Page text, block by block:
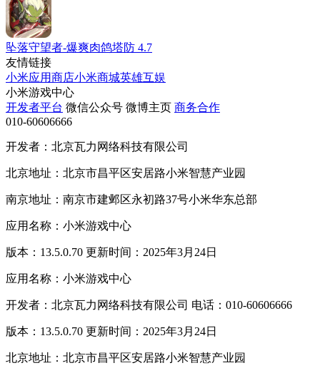
坠落守望者-爆爽肉鸽塔防 4.7
友情链接
小米应用商店小米商城英雄互娱
小米游戏中心
开发者平台 微信公众号 微博主页 商务合作
010-60606666
开发者：北京瓦力网络科技有限公司
北京地址：北京市昌平区安居路小米智慧产业园
南京地址：南京市建邺区永初路37号小米华东总部
应用名称：小米游戏中心
版本：13.5.0.70 更新时间：2025年3月24日
应用名称：小米游戏中心
开发者：北京瓦力网络科技有限公司 电话：010-60606666
版本：13.5.0.70 更新时间：2025年3月24日
北京地址：北京市昌平区安居路小米智慧产业园